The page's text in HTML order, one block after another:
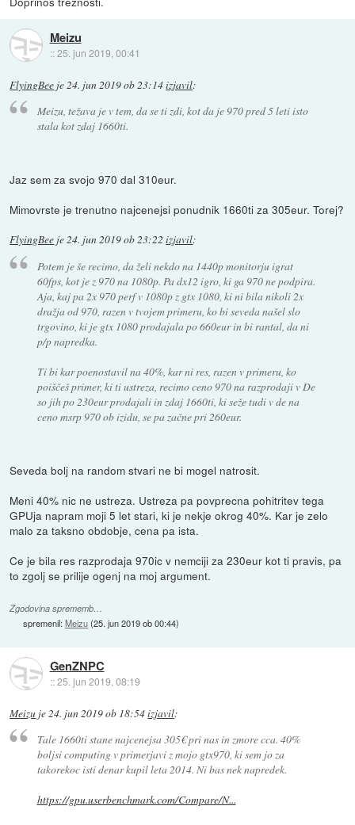
Meizu
::25. jun 2019, 00:41
FlyingBee je 24. jun 2019 ob 23:14izjavil:
Meizu, težava je v tem, da se ti zdi, kot da je 970 pred 5 leti isto
stala kot zdaj 1660ti.
Jaz sem za svojo 970 dal 310eur.
Mimovrste je trenutno najcenejsi ponudnik 1660ti za 305eur. Torej?
FlyingBee je24. jun 2019 ob 23:22 izjavil:
Potem je še recimo, da želi nekdo na 1440p monitorju igrat
60fps, kot je z 970 na 1080p. Pa dx12 igro, ki ga 970 ne podpira.
Aja, kaj pa 2x 970 perf v 1080p z gtx 1080, ki ni bila nikoli 2x
dražja od 970, razen v tvojem primeru, ko bi seveda našel slo
trgovino, ki je gtx 1080 prodajala po 660eur in bi rantal, da ni
p/p napredka.
Ti bi kar poenostavil na 40%, kar ni res, razen v primeru, ko
poiščeš primer, ki ti ustreza, recimo ceno 970 na razprodaji v De
so jih po 230eur prodajali in zdaj 1660ti, ki seže tudi v de na
ceno msrp 970 ob izidu, se pa začne pri 260eur.
Seveda bolj na random stvari ne bi mogel natrosit.
Meni 40% nic ne ustreza. Ustreza pa povprecna pohitritev tega
GPUja napram moji 5 let stari, ki je nekje okrog 40%. Kar je zelo
malo za taksno obdobje, cena pa ista.
Ce je bila res razprodaja 970ic v nemciji za 230eur kot ti pravis, pa
to zgolj se prilije ogenj na moj argument.
Zgodovina sprememb…
spremenil:Meizu(25. jun 2019 ob 00:44)
GenZNPC
::25. jun 2019, 08:19
Meizu je24. jun 2019 ob 18:54izjavil:
Tale 1660ti stane najcenejsa 305€ pri nas in zmore cca. 40%
boljsi computing v primerjavi z mojo gtx970, ki sem jo za
takorekoc isti denar kupil leta 2014. Ni bas nek napredek.
https://gpu.userbenchmark.com/Compare/N...